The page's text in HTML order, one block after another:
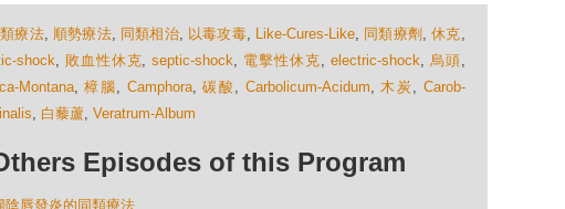
療法, 順勢療法, 同類相治, 以毒攻毒, Like-Cures-Like, 同類療劑 ,休克,
shock, 敗血性休克,septic-shock, 電擊性休克, electric-shock, 烏頭,
Montana,樟腦, Camphora,碳酸 , Carbolicum-Acidum,木炭, Carob-
, 白藜蘆, Veratrum-Album
Episodes of this Program
陰唇發炎的同類療法